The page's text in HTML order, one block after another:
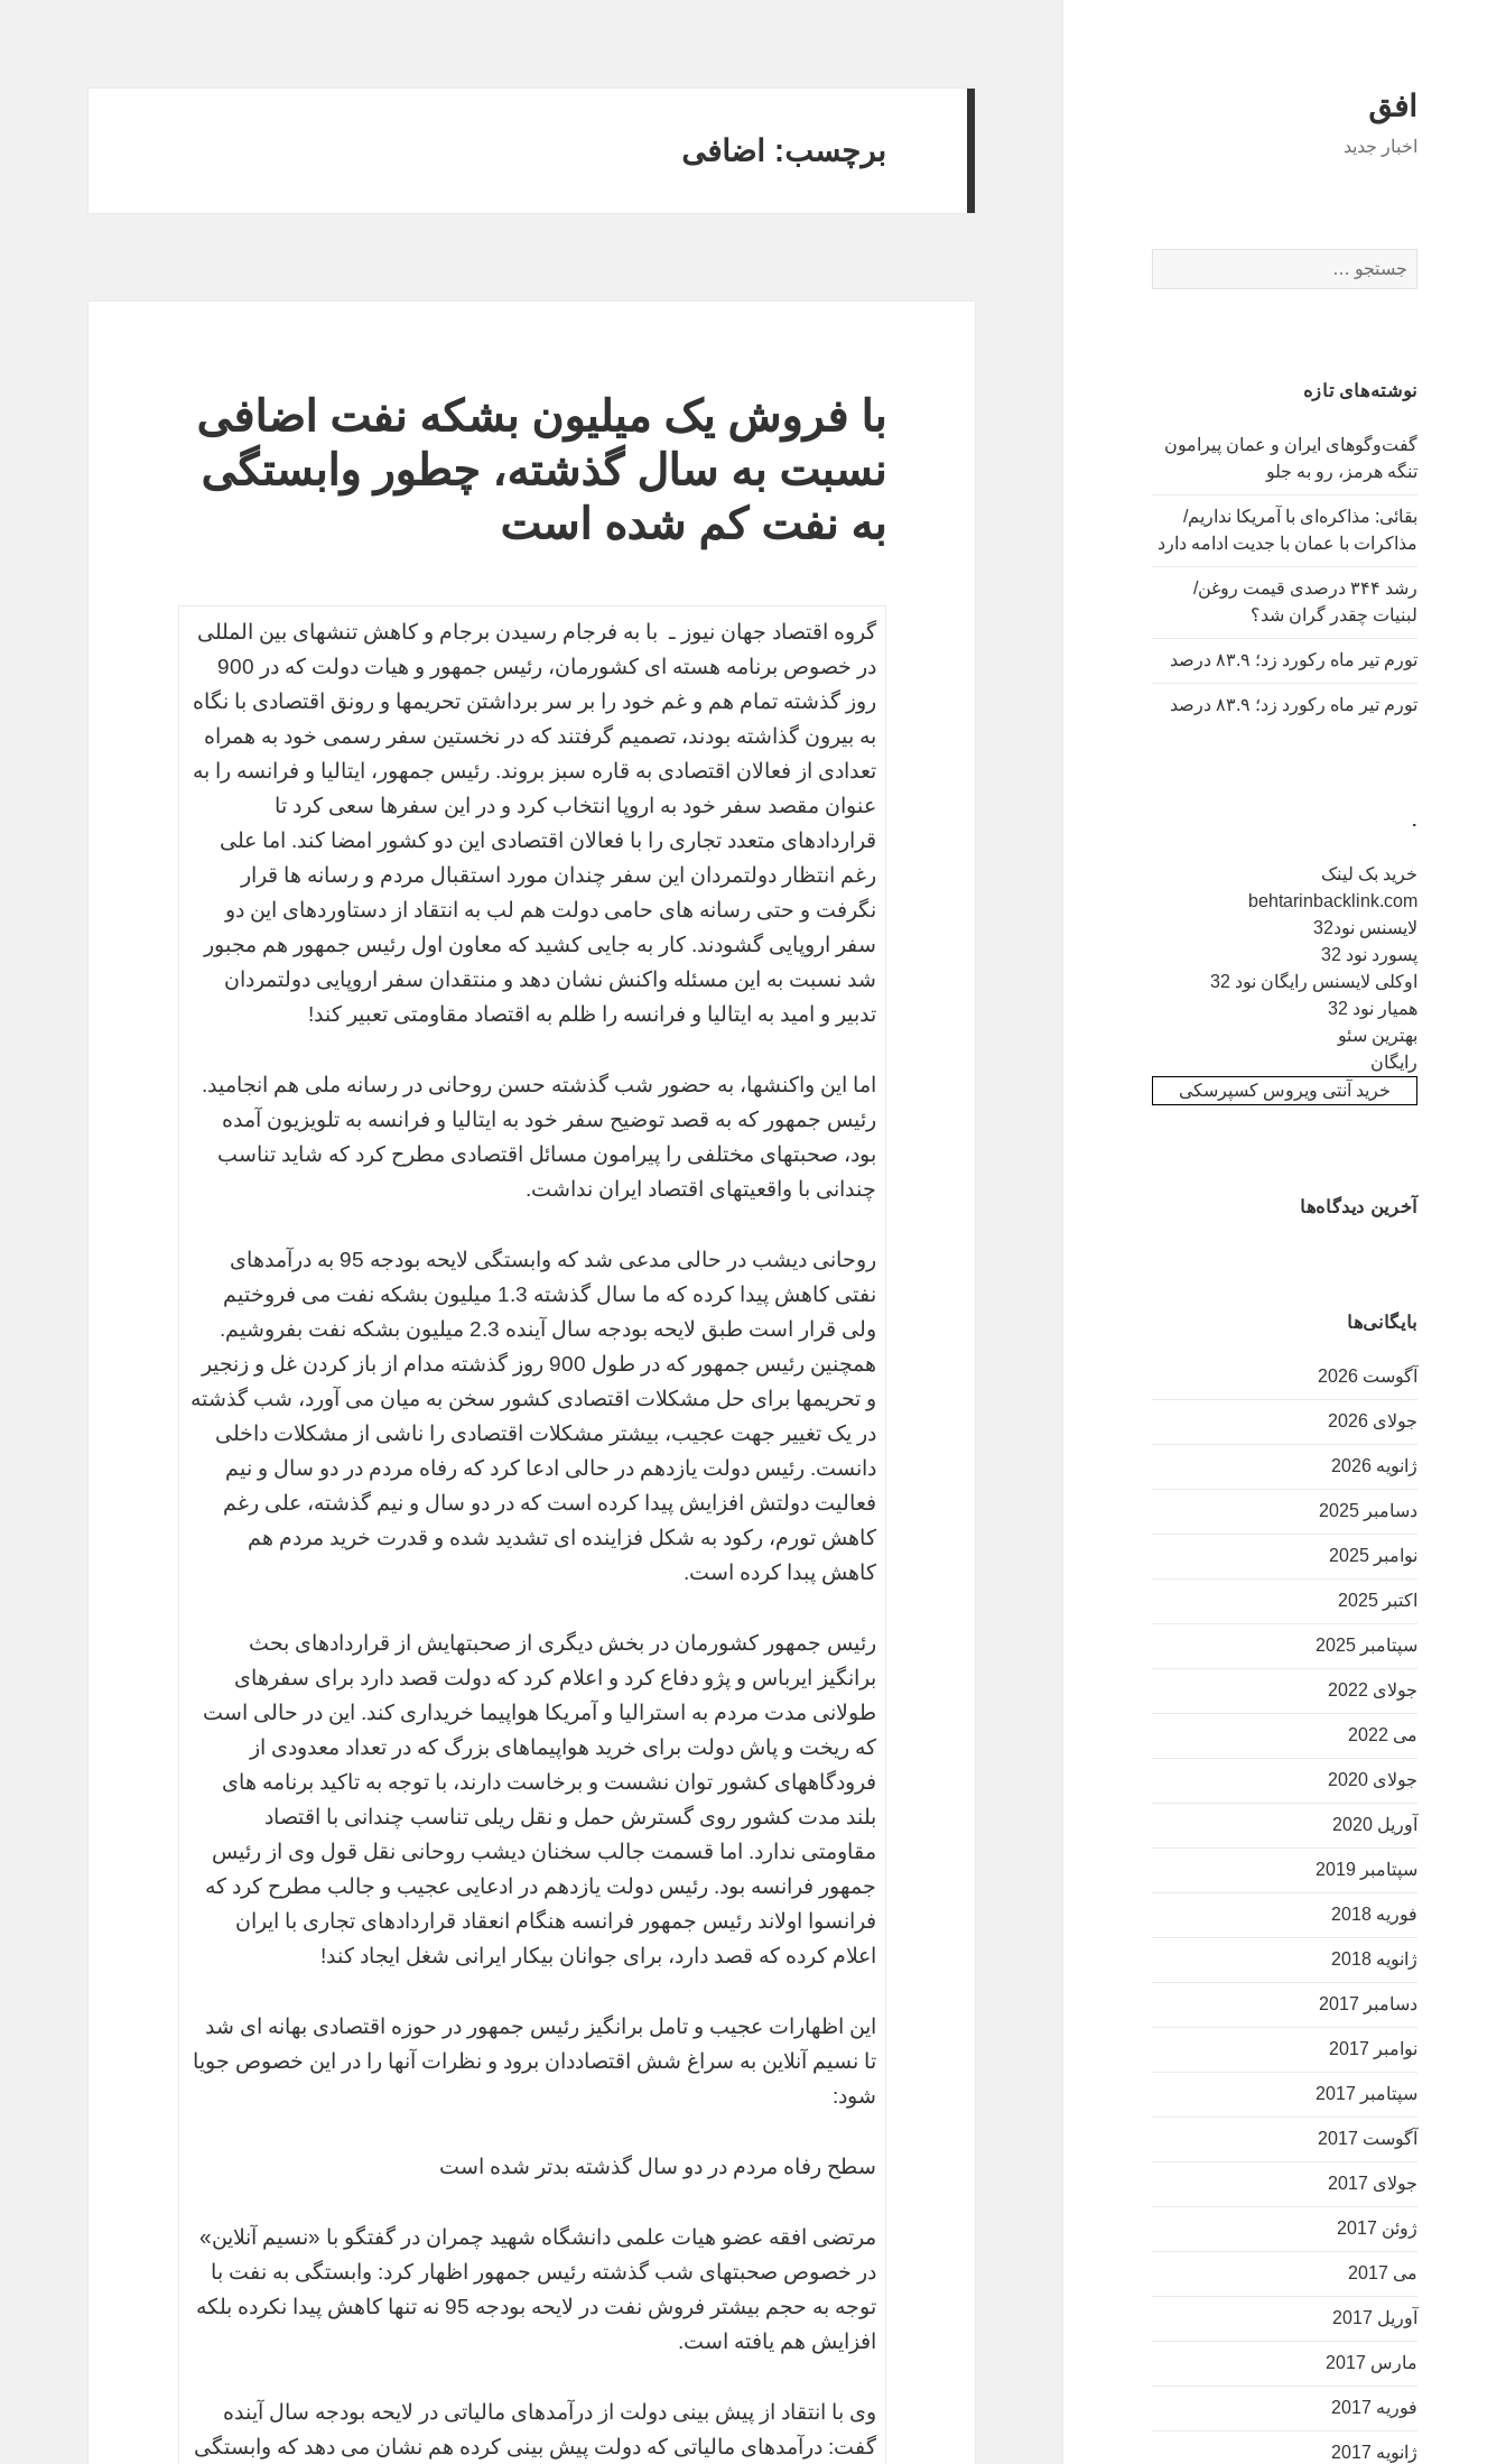
افق
اخبار جدید
برای:
نوشته‌های تازه
گفت‌وگوهای ایران و عمان پیرامون
تنگه هرمز، رو به جلو
بقائی: مذاکره‌ای با آمریکا نداریم/
مذاکرات با عمان با جدیت ادامه دارد
رشد ۳۴۴ درصدی قیمت روغن/
لبنیات چقدر گران شد؟
تورم تیر ماه رکورد زد؛ ۸۳.۹ درصد
تورم تیر ماه رکورد زد؛ ۸۳.۹ درصد
.
خرید بک لینک
behtarinbacklink.com
لایسنس نود32
پسورد نود 32
اوکلی لایسنس رایگان نود 32
همیار نود 32
بهترین سئو
رایگان
خرید آنتی ویروس کسپرسکی
آخرین دیدگاه‌ها
بایگانی‌ها
آگوست 2026
جولای 2026
ژانویه 2026
دسامبر 2025
نوامبر 2025
اکتبر 2025
سپتامبر 2025
جولای 2022
می 2022
جولای 2020
آوریل 2020
سپتامبر 2019
فوریه 2018
ژانویه 2018
دسامبر 2017
نوامبر 2017
سپتامبر 2017
آگوست 2017
جولای 2017
ژوئن 2017
می 2017
آوریل 2017
مارس 2017
فوریه 2017
ژانویه 2017
برچسب: اضافی
با فروش یک میلیون بشکه نفت اضافی
نسبت به سال گذشته، چطور وابستگی
به نفت کم شده است
گروه اقتصاد جهان نیوز ـ با به فرجام رسیدن برجام و کاهش تنشهای بین المللی
در خصوص برنامه هسته ای کشورمان، رئیس جمهور و هیات دولت که در 900
روز گذشته تمام هم و غم خود را بر سر برداشتن تحریمها و رونق اقتصادی با نگاه
به بیرون گذاشته بودند، تصمیم گرفتند که در نخستین سفر رسمی خود به همراه
تعدادی از فعالان اقتصادی به قاره سبز بروند. رئیس جمهور، ایتالیا و فرانسه را به
عنوان مقصد سفر خود به اروپا انتخاب کرد و در این سفرها سعی کرد تا
قراردادهای متعدد تجاری را با فعالان اقتصادی این دو کشور امضا کند. اما علی
رغم انتظار دولتمردان این سفر چندان مورد استقبال مردم و رسانه ها قرار
نگرفت و حتی رسانه های حامی دولت هم لب به انتقاد از دستاوردهای این دو
سفر اروپایی گشودند. کار به جایی کشید که معاون اول رئیس جمهور هم مجبور
شد نسبت به این مسئله واکنش نشان دهد و منتقدان سفر اروپایی دولتمردان
تدبیر و امید به ایتالیا و فرانسه را ظلم به اقتصاد مقاومتی تعبیر کند!
اما این واکنشها، به حضور شب گذشته حسن روحانی در رسانه ملی هم انجامید.
رئیس جمهور که به قصد توضیح سفر خود به ایتالیا و فرانسه به تلویزیون آمده
بود، صحبتهای مختلفی را پیرامون مسائل اقتصادی مطرح کرد که شاید تناسب
چندانی با واقعیتهای اقتصاد ایران نداشت.
روحانی دیشب در حالی مدعی شد که وابستگی لایحه بودجه 95 به درآمدهای
نفتی کاهش پیدا کرده که ما سال گذشته 1.3 میلیون بشکه نفت می فروختیم
ولی قرار است طبق لایحه بودجه سال آینده 2.3 میلیون بشکه نفت بفروشیم.
همچنین رئیس جمهور که در طول 900 روز گذشته مدام از باز کردن غل و زنجیر
و تحریمها برای حل مشکلات اقتصادی کشور سخن به میان می آورد، شب گذشته
در یک تغییر جهت عجیب، بیشتر مشکلات اقتصادی را ناشی از مشکلات داخلی
دانست. رئیس دولت یازدهم در حالی ادعا کرد که رفاه مردم در دو سال و نیم
فعالیت دولتش افزایش پیدا کرده است که در دو سال و نیم گذشته، علی رغم
کاهش تورم، رکود به شکل فزاینده ای تشدید شده و قدرت خرید مردم هم
کاهش پبدا کرده است.
رئیس جمهور کشورمان در بخش دیگری از صحبتهایش از قراردادهای بحث
برانگیز ایرباس و پژو دفاع کرد و اعلام کرد که دولت قصد دارد برای سفرهای
طولانی مدت مردم به استرالیا و آمریکا هواپیما خریداری کند. این در حالی است
که ریخت و پاش دولت برای خرید هواپیماهای بزرگ که در تعداد معدودی از
فرودگاههای کشور توان نشست و برخاست دارند، با توجه به تاکید برنامه های
بلند مدت کشور روی گسترش حمل و نقل ریلی تناسب چندانی با اقتصاد
مقاومتی ندارد. اما قسمت جالب سخنان دیشب روحانی نقل قول وی از رئیس
جمهور فرانسه بود. رئیس دولت یازدهم در ادعایی عجیب و جالب مطرح کرد که
فرانسوا اولاند رئیس جمهور فرانسه هنگام انعقاد قراردادهای تجاری با ایران
اعلام کرده که قصد دارد، برای جوانان بیکار ایرانی شغل ایجاد کند!
این اظهارات عجیب و تامل برانگیز رئیس جمهور در حوزه اقتصادی بهانه ای شد
تا نسیم آنلاین به سراغ شش اقتصاددان برود و نظرات آنها را در این خصوص جویا
شود:
سطح رفاه مردم در دو سال گذشته بدتر شده است
مرتضی افقه عضو هیات علمی دانشگاه شهید چمران در گفتگو با «نسیم آنلاین»
در خصوص صحبتهای شب گذشته رئیس جمهور اظهار کرد: وابستگی به نفت با
توجه به حجم بیشتر فروش نفت در لایحه بودجه 95 نه تنها کاهش پیدا نکرده بلکه
افزایش هم یافته است.
وی با انتقاد از پیش بینی دولت از درآمدهای مالیاتی در لایحه بودجه سال آینده
گفت: درآمدهای مالیاتی که دولت پیش بینی کرده هم نشان می دهد که وابستگی